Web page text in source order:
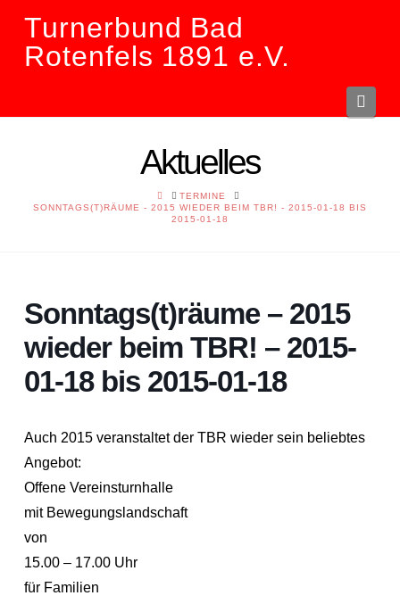
Turnerbund Bad
Rotenfels 1891 e.V.
Aktuelles
HOMETERMINE
SONNTAGS(T)RÄUME - 2015 WIEDER BEIM TBR! - 2015-01-18 BIS
2015-01-18
Sonntags(t)räume – 2015
wieder beim TBR! – 2015-
01-18 bis 2015-01-18
Auch 2015 veranstaltet der TBR wieder sein beliebtes
Angebot:
Offene Vereinsturnhalle
mit Bewegungslandschaft
von
15.00 – 17.00 Uhr
für Familien